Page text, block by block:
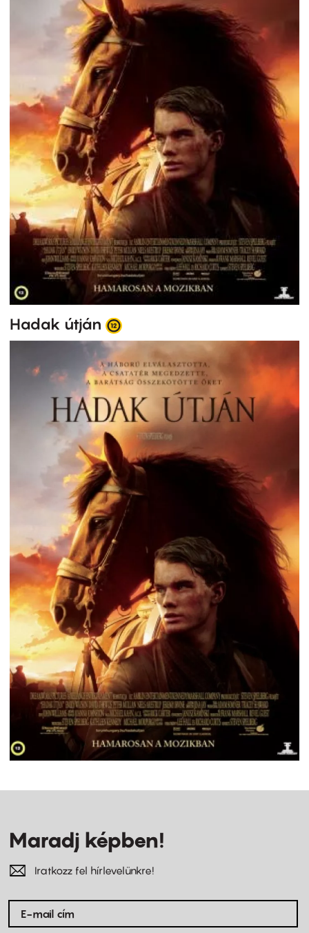
Hadak útján
Maradj képben!
Iratkozz fel hírlevelünkre!